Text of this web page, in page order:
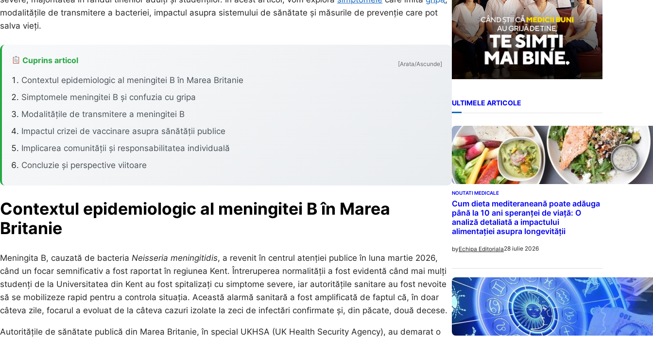
modalitățile de transmitere a bacteriei, impactul asupra sistemului de sănătate și măsurile de prevenție care pot
salva vieți.
Cuprins articol [Arata/Ascunde]
Contextul epidemiologic al meningitei B în Marea Britanie
Simptomele meningitei B și confuzia cu gripa
Modalitățile de transmitere a meningitei B
Impactul crizei de vaccinare asupra sănătății publice
Implicarea comunității și responsabilitatea individuală
Concluzie și perspective viitoare
Contextul epidemiologic al meningitei B în Marea
Britanie
Meningita B, cauzată de bacteria Neisseria meningitidis, a revenit în centrul atenției publice în luna martie 2026,
când un focar semnificativ a fost raportat în regiunea Kent. Întreruperea normalității a fost evidentă când mai mulți
studenți de la Universitatea din Kent au fost spitalizați cu simptome severe, iar autoritățile sanitare au fost nevoite
să se mobilizeze rapid pentru a controla situația. Această alarmă sanitară a fost amplificată de faptul că, în doar
câteva zile, focarul a evoluat de la câteva cazuri izolate la zeci de infectări confirmate și, din păcate, două decese.
Autoritățile de sănătate publică din Marea Britanie, în special UKHSA (UK Health Security Agency), au demarat o
ULTIMELE ARTICOLE
NOUTATI MEDICALE
Cum dieta mediteraneană poate adăuga
până la 10 ani speranței de viață: O
analiză detaliată a impactului
alimentației asupra longevității
byEchipa Editoriala28 iulie 2026